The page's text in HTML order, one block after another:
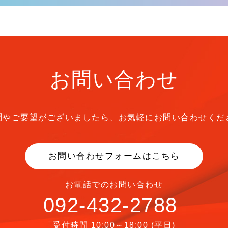
お問い合わせ
ご要望がございましたら、 お気軽にお問い合わせくだ
お問い合わせフォームはこちら
お電話でのお問い合わせ
092-432-2788
受付時間 10:00～18:00 (平日)